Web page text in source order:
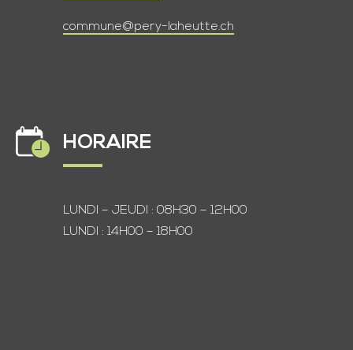
commune@pery-laheutte.ch
HORAIRE
LUNDI – JEUDI : 08H30 – 12H00
LUNDI : 14H00 – 18H00